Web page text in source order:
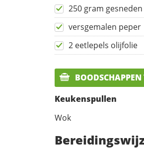
250 gram
versgemalen peper
2 eetlepels olijfolie
BOODSCHAPPEN
Keukenspullen
Wok